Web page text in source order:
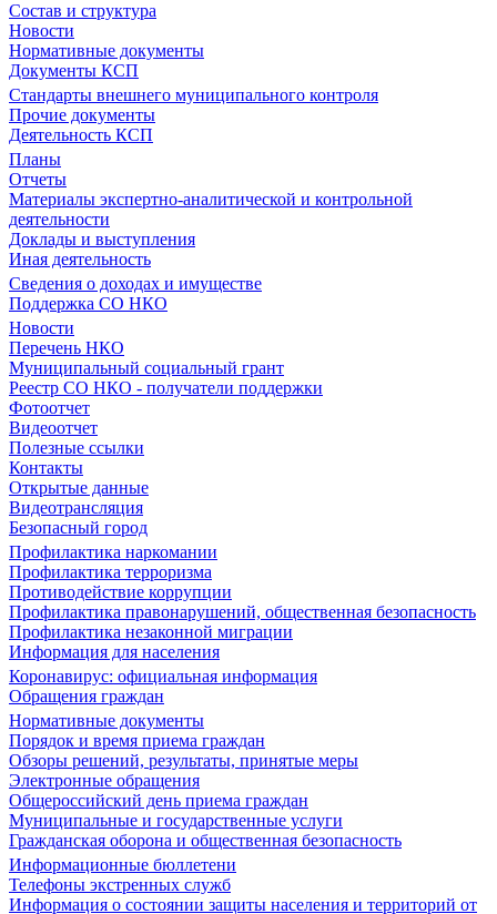
Состав и структура
Новости
Нормативные документы
Документы КСП
Стандарты внешнего муниципального контроля
Прочие документы
Деятельность КСП
Планы
Отчеты
Материалы экспертно-аналитической и контрольной
деятельности
Доклады и выступления
Иная деятельность
Сведения о доходах и имуществе
Поддержка СО НКО
Новости
Перечень НКО
Муниципальный социальный грант
Реестр СО НКО - получатели поддержки
Фотоотчет
Видеоотчет
Полезные ссылки
Контакты
Открытые данные
Видеотрансляция
Безопасный город
Профилактика наркомании
Профилактика терроризма
Противодействие коррупции
Профилактика правонарушений, общественная безопасность
Профилактика незаконной миграции
Информация для населения
Коронавирус: официальная информация
Обращения граждан
Нормативные документы
Порядок и время приема граждан
Обзоры решений, результаты, принятые меры
Электронные обращения
Общероссийский день приема граждан
Муниципальные и государственные услуги
Гражданская оборона и общественная безопасность
Информационные бюллетени
Телефоны экстренных служб
Информация о состоянии защиты населения и территорий от